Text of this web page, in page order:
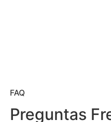
FAQ
Preguntas